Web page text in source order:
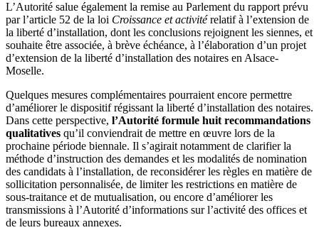
L’Autorité salue également la remise au Parlement du rapport prévu
par l’article 52 de la loi Croissance et activitérelatif à l’extension de
la liberté d’installation, dont les conclusions rejoignent les siennes, et
souhaite être associée, à brève échéance, à l’élaboration d’un projet
d’extension de la liberté d’installation des notaires en Alsace-
Moselle.
Quelques mesures complémentaires pourraient encore permettre
d’améliorer le dispositif régissant la liberté d’installation des notaires.
Dans cette perspective, l’Autorité formule huit recommandations
qualitatives qu’il conviendrait de mettre en œuvre lors de la
prochaine période biennale. Il s’agirait notamment de clarifier la
méthode d’instruction des demandes et les modalités de nomination
des candidats à l’installation, de reconsidérer les règles en matière de
sollicitation personnalisée, de limiter les restrictions en matière de
sous-traitance et de mutualisation, ou encore d’améliorer les
transmissions à l’Autorité d’informations sur l’activité des offices et
de leurs bureaux annexes.